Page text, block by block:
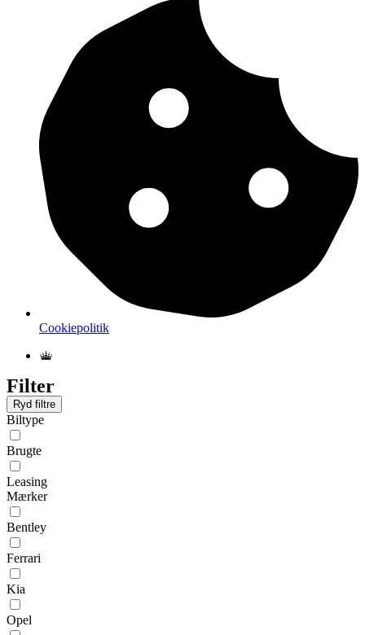
Cookiepolitik
Filter
Ryd filtre
Biltype
Brugte
Leasing
Mærker
Bentley
Ferrari
Kia
Opel